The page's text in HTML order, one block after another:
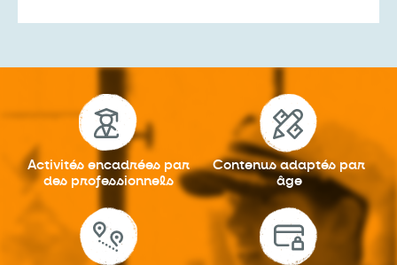
Activités encadrées par
des professionnels
Contenus adaptés par
âge